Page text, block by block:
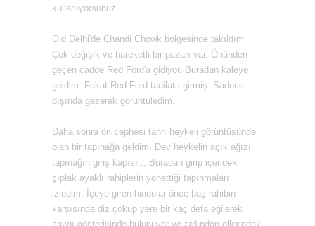
kullanıyorsunuz.
Old Delhi'de Chandi Chowk bölgesinde takıldım.
Çok değişik ve hareketli bir pazarı var. Önünden
geçen cadde Red Ford'a gidiyor. Buradan kaleye
geldim. Fakat Red Ford tadilata girmiş. Sadece
dışında gezerek görüntüledim.
Daha sonra ön cephesi tanrı heykeli görüntüsünde
olan bir tapınağa geldim. Dev heykelin açık ağızı
tapınağın giriş kapısı... Buradan girip içerideki
çıplak ayaklı rahiplerin yönettiği tapınmaları
izledim. İçeye giren hindular önce baş rahibin
karşısında diz çöküp yere bir kaç defa eğilerek